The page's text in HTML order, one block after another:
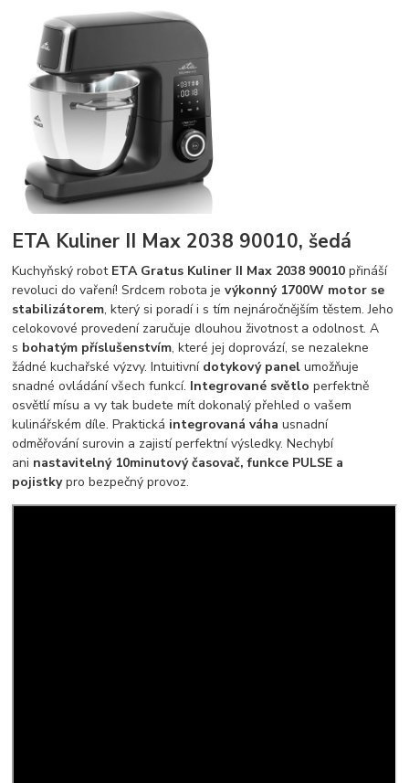
ETA Kuliner II Max 2038 90010, šedá
Kuchyňský robot ETA Gratus Kuliner II Max 2038 90010 přináší
revoluci do vaření! Srdcem robota jevýkonný 1700W motor se
stabilizátorem, který si poradí i s tím nejnáročnějším těstem. Jeho
celokovové provedení zaručuje dlouhou životnost a odolnost. A
s bohatým příslušenstvím, které jej doprovází, se nezalekne
žádné kuchařské výzvy. Intuitivní dotykový panel umožňuje
snadné ovládání všech funkcí. Integrované světlo perfektně
osvětlí mísu a vy tak budete mít dokonalý přehled o vašem
kulinářském díle. Praktická integrovaná váha usnadní
odměřování surovin a zajistí perfektní výsledky. Nechybí
ani nastavitelný 10minutový časovač, funkce PULSE a
pojistkypro bezpečný provoz.